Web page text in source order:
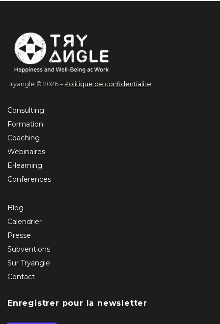
Tryangle © 2026 – Politique de confidentialite
Consulting
Formation
Coaching
Webinaires
E-learning
Conferences
Blog
Calendrier
Presse
Subventions
Sur Tryangle
Contact
Enregistrer pour la newsletter